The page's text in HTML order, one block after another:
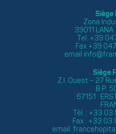
Zona
39011 LANA
Tel. +39
Fax +39
email
Siège
Z.I. Ouest – 27
B.P.
67151
Tél. : +33
Fax : +33
email: